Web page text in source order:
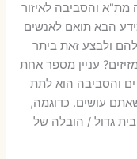
מת"א והסביבה לאיזור
הבא תואם לאנשים
ולבצע זאת ביתר
עניין מספר אחת
והסביבה הוא לתת
עושים. כדוגמה,
גדול / הובלה של